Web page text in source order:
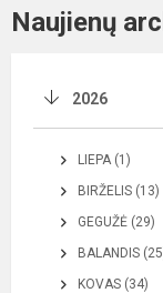
Naujienų
2026
LIEPA (1)
BIRŽELIS (13)
GEGUŽĖ (29)
BALANDIS
KOVAS (34)